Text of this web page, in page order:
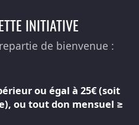
INITIATIVE
de bienvenue :
ou égal à 25€ (soit
ou tout don mensuel ≥